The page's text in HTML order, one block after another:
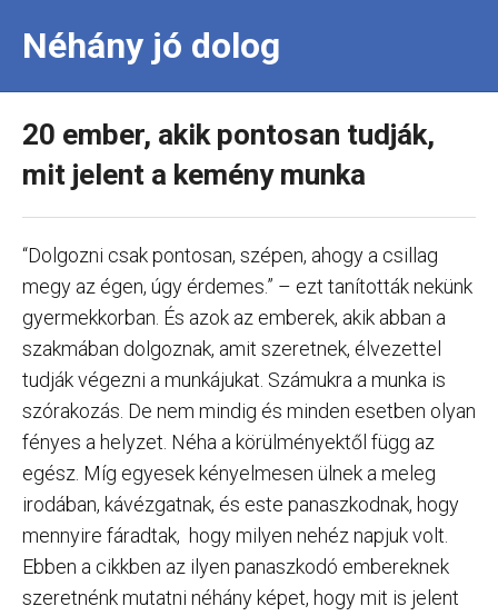
Néhány jó dolog
20 ember, akik pontosan tudják,
mit jelent a kemény munka
“Dolgozni csak pontosan, szépen, ahogy a csillag
megy az égen, úgy érdemes.” – ezt tanították nekünk
gyermekkorban. És azok az emberek, akik abban a
szakmában dolgoznak, amit szeretnek, élvezettel
tudják végezni a munkájukat. Számukra a munka is
szórakozás. De nem mindig és minden esetben olyan
fényes a helyzet. Néha a körülményektől függ az
egész. Míg egyesek kényelmesen ülnek a meleg
irodában, kávézgatnak, és este panaszkodnak, hogy
mennyire fáradtak, hogy milyen nehéz napjuk volt.
Ebben a cikkben az ilyen panaszkodó embereknek
szeretnénk mutatni néhány képet, hogy mit is jelent